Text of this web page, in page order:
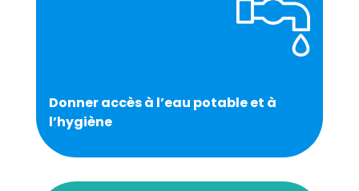
Donner accès à l’eau potable et à
l’hygiène